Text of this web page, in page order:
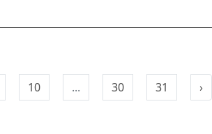
10 ... 30 31 ›